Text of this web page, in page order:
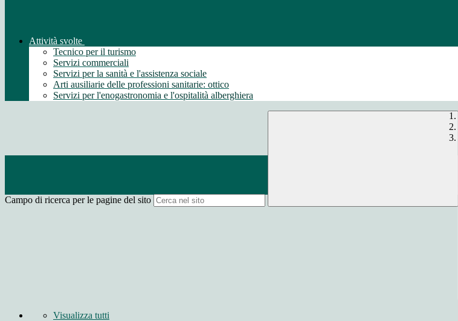
Attività svolte
Tecnico per il turismo
Servizi commerciali
Servizi per la sanità e l'assistenza sociale
Arti ausiliarie delle professioni sanitarie: ottico
Servizi per l'enogastronomia e l'ospitalità alberghiera
Campo di ricerca per le pagine del sito
Visualizza tutti